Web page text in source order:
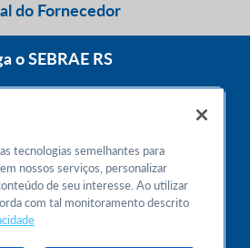
do Fornecedor
o SEBRAE RS
24h
no WhatsApp
tecnologias semelhantes para
nossos serviços, personalizar
de seu interesse. Ao utilizar
com tal monitoramento descrito